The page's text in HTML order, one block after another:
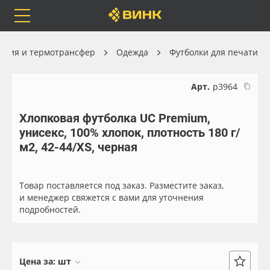
Каталог
Orafol
Бренды
Доставка
Весь каталог
Рулонные материалы
Самоклеящиеся плёнки
Листовые материалы
и термотрансфер Одежда Футболки для печати
Арт. р3964
Хлопковая футболка UC Premium,
унисекс, 100% хлопок, плотность 180 г/
м2, 42-44/XS, черная
Товар поставляется под заказ. Разместите заказ,
и менеджер свяжется с вами для уточнения
подробностей.
Цена за: шт